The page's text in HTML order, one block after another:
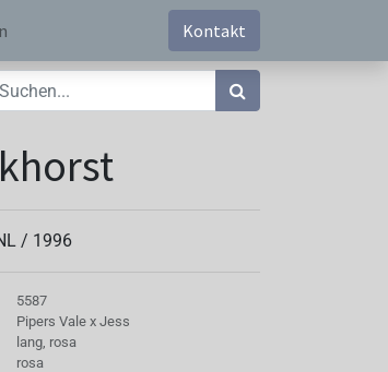
Kontakt
/ 1996
5587
Pipers Vale x Jess
lang, rosa
rosa